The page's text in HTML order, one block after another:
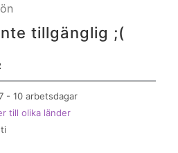
tillgänglig ;(
- 10 arbetsdagar
till olika länder